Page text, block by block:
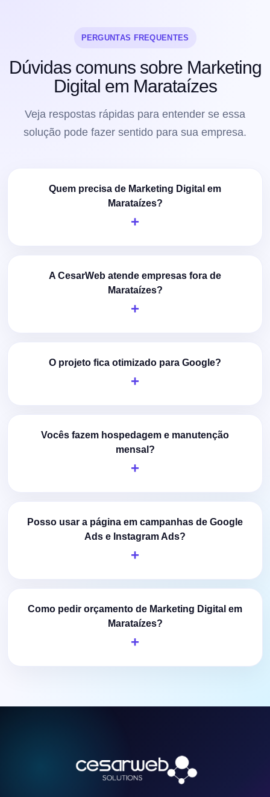
PERGUNTAS FREQUENTES
Dúvidas comuns sobre Marketing
Digital em Marataízes
Veja respostas rápidas para entender se essa
solução pode fazer sentido para sua empresa.
Quem precisa de Marketing Digital em
Marataízes?
A CesarWeb atende empresas fora de
Marataízes?
O projeto fica otimizado para Google?
Vocês fazem hospedagem e manutenção
mensal?
Posso usar a página em campanhas de Google
Ads e Instagram Ads?
Como pedir orçamento de Marketing Digital em
Marataízes?